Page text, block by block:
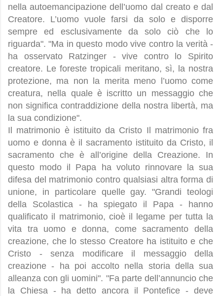
nella autoemancipazione dell’uomo dal creato e dal
Creatore. L’uomo vuole farsi da solo e disporre
sempre ed esclusivamente da solo ciò che lo
riguarda". "Ma in questo modo vive contro la verità -
ha osservato Ratzinger - vive contro lo Spirito
creatore. Le foreste tropicali meritano, sì, la nostra
protezione, ma non la merita meno l’uomo come
creatura, nella quale è iscritto un messaggio che
non significa contraddizione della nostra libertà, ma
la sua condizione".
Il matrimonio è istituito da Cristo Il matrimonio fra
uomo e donna è il sacramento istituito da Cristo, il
sacramento che è all’origine della Creazione. In
questo modo il Papa ha voluto rinnovare la sua
difesa del matrimonio contro qualsiasi altra forma di
unione, in particolare quelle gay. "Grandi teologi
della Scolastica - ha spiegato il Papa - hanno
qualificato il matrimonio, cioè il legame per tutta la
vita tra uomo e donna, come sacramento della
creazione, che lo stesso Creatore ha istituito e che
Cristo - senza modificare il messaggio della
creazione - ha poi accolto nella storia della sua
alleanza con gli uomini". "Fa parte dell’annuncio che
la Chiesa - ha detto ancora il Pontefice - deve